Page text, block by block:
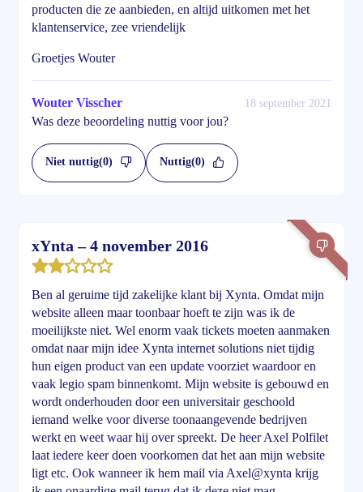
producten die ze aanbieden, en altijd uitkomen met het
klantenservice, zee vriendelijk
Groetjes Wouter
Wouter Visscher 18 september 2021
Was deze beoordeling nuttig voor jou?
Niet nuttig(0) Nuttig(0)
xYnta – 4 november 2016
Ben al geruime tijd zakelijke klant bij Xynta. Omdat mijn
website alleen maar toonbaar hoeft te zijn was ik de
moeilijkste niet. Wel enorm vaak tickets moeten aanmaken
omdat naar mijn idee Xynta internet solutions niet tijdig
hun eigen product van een update voorziet waardoor en
vaak legio spam binnenkomt. Mijn website is gebouwd en
wordt onderhouden door een universitair geschoold
iemand welke voor diverse toonaangevende bedrijven
werkt en weet waar hij over spreekt. De heer Axel Polfilet
laat iedere keer doen voorkomen dat het aan mijn website
ligt etc. Ook wanneer ik hem mail via Axel@xynta krijg